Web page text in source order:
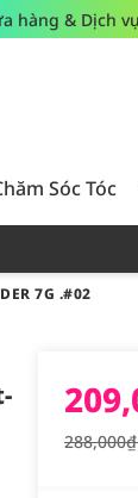
hàng & Dịch vụ
Sóc Tóc
7G .#02